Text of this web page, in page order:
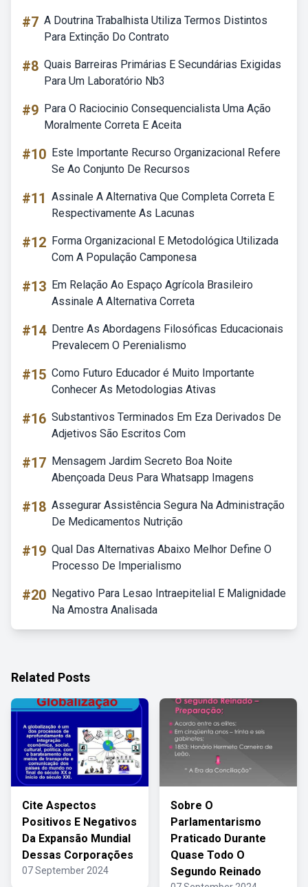
#7 A Doutrina Trabalhista Utiliza Termos Distintos
Para Extinção Do Contrato
#8 Quais Barreiras Primárias E Secundárias Exigidas
Para Um Laboratório Nb3
#9 Para O Raciocinio Consequencialista Uma Ação
Moralmente Correta E Aceita
#10 Este Importante Recurso Organizacional Refere
Se Ao Conjunto De Recursos
#11 Assinale A Alternativa Que Completa Correta E
Respectivamente As Lacunas
#12 Forma Organizacional E Metodológica Utilizada
Com A População Camponesa
#13 Em Relação Ao Espaço Agrícola Brasileiro
Assinale A Alternativa Correta
#14 Dentre As Abordagens Filosóficas Educacionais
Prevalecem O Perenialismo
#15 Como Futuro Educador é Muito Importante
Conhecer As Metodologias Ativas
#16 Substantivos Terminados Em Eza Derivados De
Adjetivos São Escritos Com
#17 Mensagem Jardim Secreto Boa Noite
Abençoada Deus Para Whatsapp Imagens
#18 Assegurar Assistência Segura Na Administração
De Medicamentos Nutrição
#19 Qual Das Alternativas Abaixo Melhor Define O
Processo De Imperialismo
#20 Negativo Para Lesao Intraepitelial E Malignidade
Na Amostra Analisada
Related Posts
Cite Aspectos
Positivos E Negativos
Da Expansão Mundial
Dessas Corporações
07 September 2024
Sobre O
Parlamentarismo
Praticado Durante
Quase Todo O
Segundo Reinado